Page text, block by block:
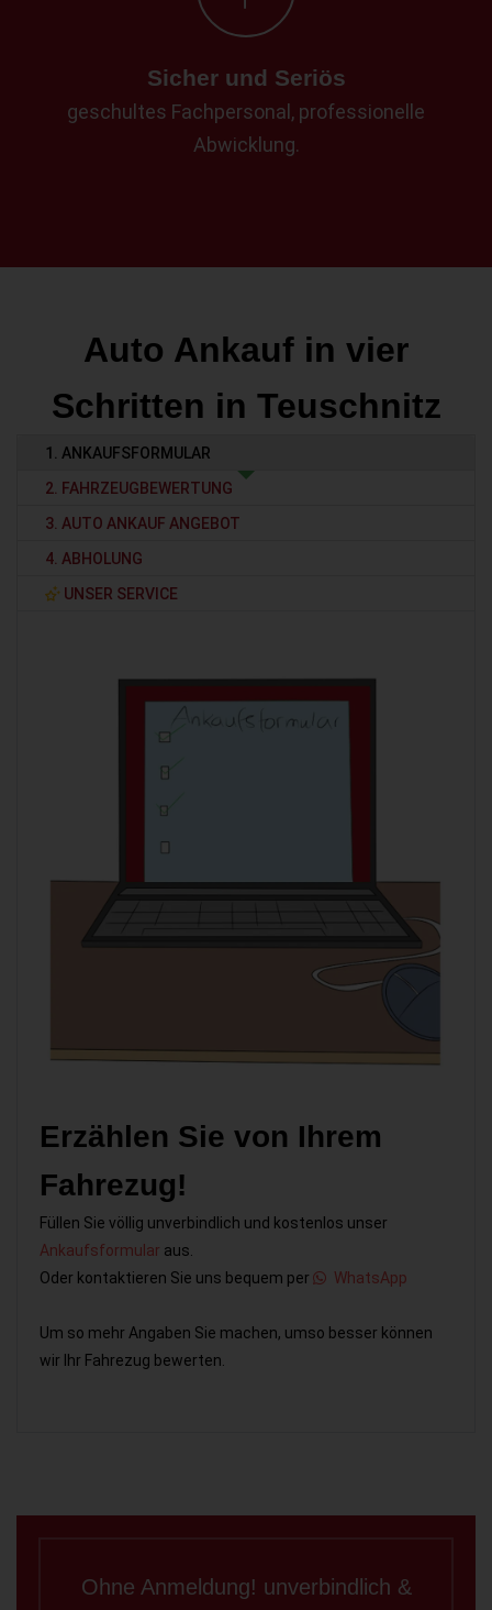
Sicher und Seriös
geschultes Fachpersonal, professionelle
Abwicklung.
Auto Ankauf in vier
Schritten in Teuschnitz
1. ANKAUFSFORMULAR
2. FAHRZEUGBEWERTUNG
3. AUTO ANKAUF ANGEBOT
4. ABHOLUNG
UNSER SERVICE
Erzählen Sie von Ihrem
Fahrezug!
Füllen Sie völlig unverbindlich und kostenlos unser
Ankaufsformular aus.
Oder kontaktieren Sie uns bequem per
WhatsApp
Um so mehr Angaben Sie machen, umso besser können
wir Ihr Fahrezug bewerten.
Ohne Anmeldung! unverbindlich &